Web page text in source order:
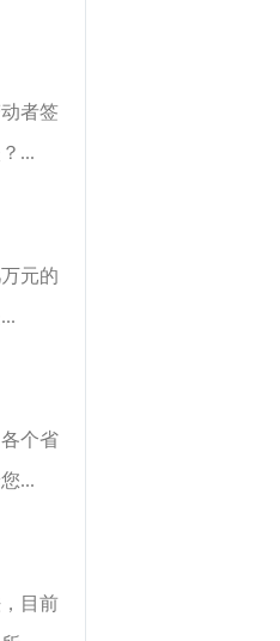
者签
...
元的
个省
...
目前